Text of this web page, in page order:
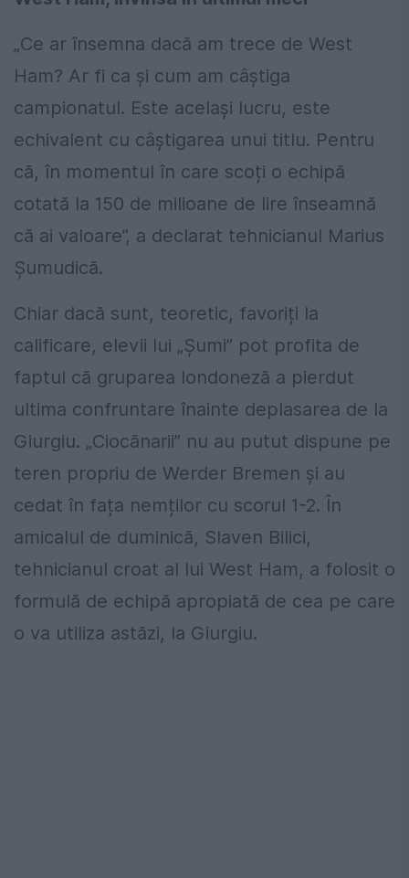
„Ce ar însemna dacă am trece de West
Ham? Ar fi ca și cum am câștiga
campionatul. Este același lucru, este
echivalent cu câștigarea unui titlu. Pentru
că, în momentul în care scoți o echipă
cotată la 150 de milioane de lire înseamnă
că ai valoare”, a declarat tehnicianul Marius
Șumudică.
Chiar dacă sunt, teoretic, favoriți la
calificare, elevii lui „Șumi” pot profita de
faptul că gruparea londoneză a pierdut
ultima confruntare înainte deplasarea de la
Giurgiu. „Ciocănarii” nu au putut dispune pe
teren propriu de Werder Bremen și au
cedat în fața nemților cu scorul 1-2. În
amicalul de duminică, Slaven Bilici,
tehnicianul croat al lui West Ham, a folosit o
formulă de echipă apropiată de cea pe care
o va utiliza astăzi, la Giurgiu.